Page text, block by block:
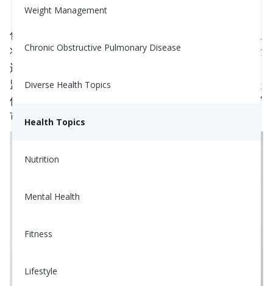
Weight Management
Chronic Obstructive Pulmonary Disease
Diverse Health Topics
Health Topics
Nutrition
Mental Health
Fitness
Lifestyle
February 8, 2024
你了解心率变异性（HRV）的概念吗？虽然大多数人
将心率视为每分钟的心跳次数，但HRV更深入地测量
连续心跳之间时间间隔的细微波动。新兴研究表明，
监测HRV可以为心理健康、压力水平和整体幸福感提
供宝贵的见解。如果你最近感到更有压力，你的HRV
可能会反映出来。继续阅读以发现更多内容！